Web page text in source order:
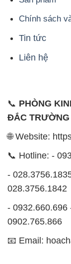
Chính sách
Tin tức
Liên hệ
📞 PHÒNG
ĐẮC TRƯỜNG
🌐 Website:
📞 Hotline: -
-
028.3756.1842
- 0932.660.696
0902.765.866
📧 Email: